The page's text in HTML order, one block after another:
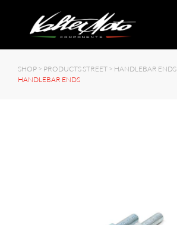
SHOP > PRODUCTS STREET > HANDLEBAR ENDS
HANDLEBAR ENDS